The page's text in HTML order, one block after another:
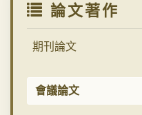
論文著作
期刊論文
會議論文